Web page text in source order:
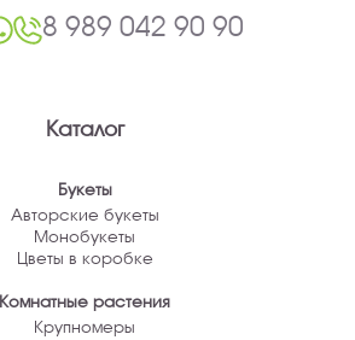
8 989 042 90 90
Каталог
Букеты
Авторские букеты
Монобукеты
Цветы в коробке
Комнатные растения
Крупномеры